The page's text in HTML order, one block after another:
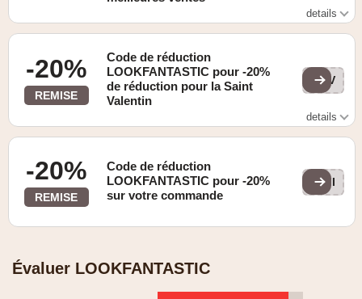
details
-20%
REMISE
Code de réduction
LOOKFANTASTIC pour -20%
de réduction pour la Saint
Valentin
LFV
details
-20%
REMISE
Code de réduction
LOOKFANTASTIC pour -20%
sur votre commande
LFI
Évaluer LOOKFANTASTIC